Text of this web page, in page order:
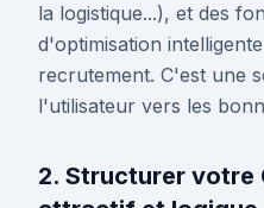
la logistique...), et des
d'optimisation
recrutement. C'est une
l'utilisateur vers les
2. Structurer votre